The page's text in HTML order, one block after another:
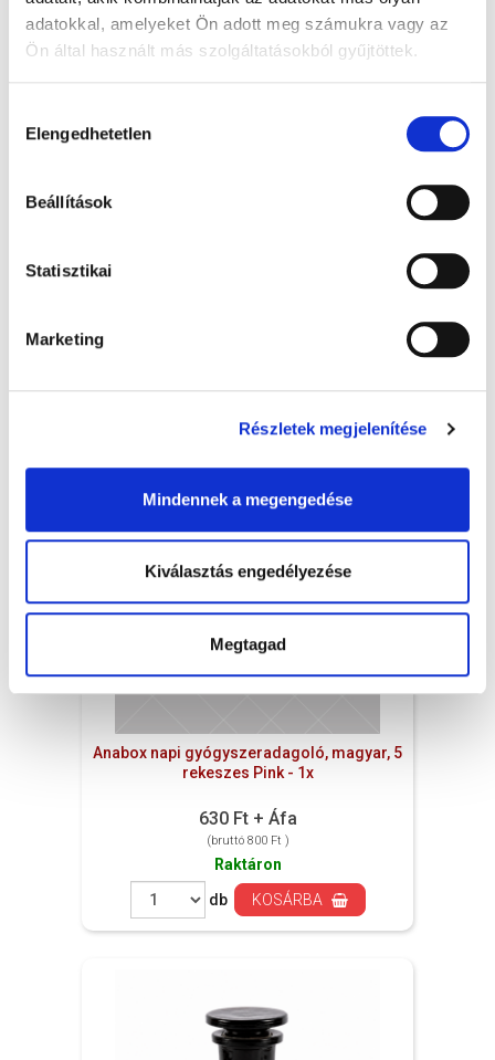
adatokkal, amelyeket Ön adott meg számukra vagy az
Ön által használt más szolgáltatásokból gyűjtöttek.
kiválasztása
Elengedhetetlen
Beállítások
Statisztikai
Marketing
Részletek megjelenítése
Mindennek a megengedése
Kiválasztás engedélyezése
Megtagad
Anabox napi gyógyszeradagoló, magyar, 5
rekeszes Pink - 1x
630 Ft + Áfa
(bruttó 800 Ft )
Raktáron
db
KOSÁRBA